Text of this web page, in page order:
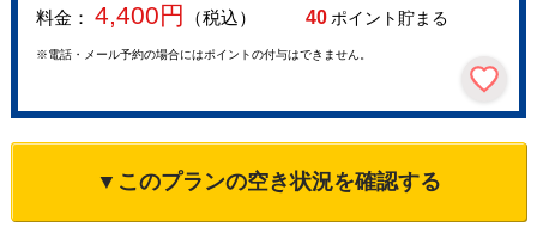
料金： 4,400円 （税込） 40ポイント貯まる
※電話・メール予約の場合にはポイントの付与はできません。
▼このプランの空き状況を確認する